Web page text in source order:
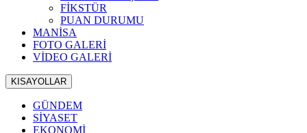
FİKSTÜR
PUAN DURUMU
MANİSA
FOTO GALERİ
VİDEO GALERİ
KISAYOLLAR
GÜNDEM
SİYASET
EKONOMİ